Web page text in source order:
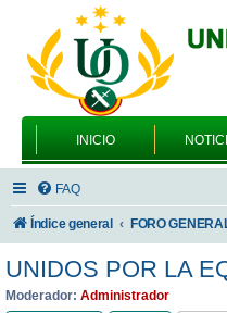
INICIO
FAQ
Índice general
UNIDOS POR LA
Moderador: Administrador